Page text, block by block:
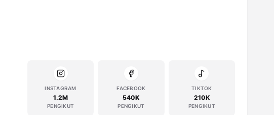
INSTAGRAM
1.2M
PENGIKUT
FACEBOOK
540K
PENGIKUT
TIKTOK
210K
PENGIKUT